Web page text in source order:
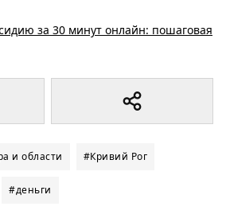
за 30 минут онлайн: пошаговая
и области #Кривий Рог
#деньги